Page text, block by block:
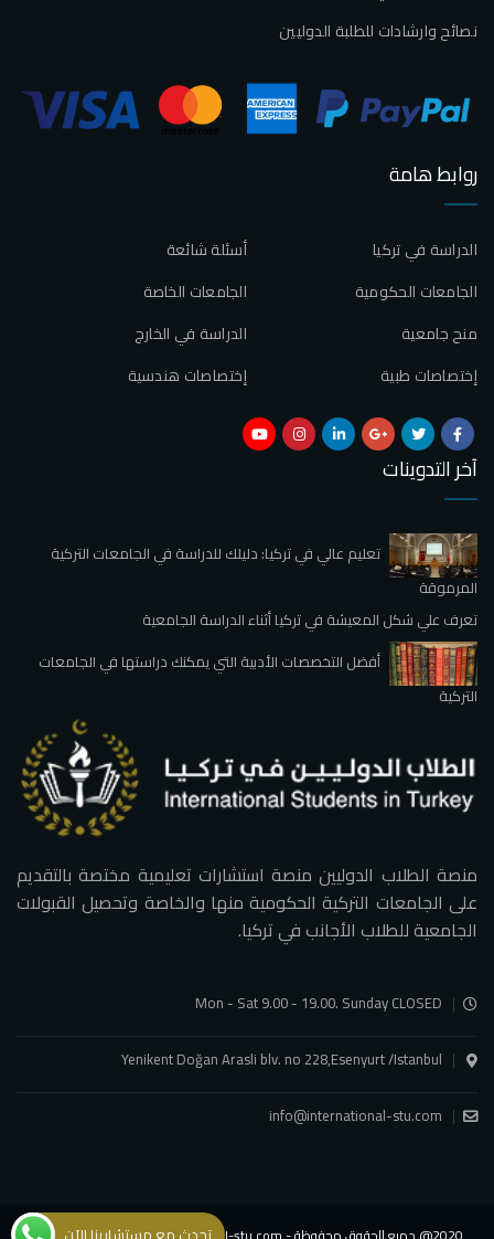
نصائح وارشادات للطلبة الدوليين
روابط هامة
أسئلة شائعة
الدراسة في تركيا
الجامعات الخاصة
الجامعات الحكومية
الدراسة في الخارج
منح جامعية
إختصاصات هندسية
إختصاصات طبية
آخر التدوينات
تعليم عالي في تركيا: دليلك للدراسة في الجامعات التركية
المرموقة
تعرف علي شكل المعيشة في تركيا أثناء الدراسة الجامعية
أفضل التخصصات الأدبية التي يمكنك دراستها في الجامعات
التركية
منصة الطلاب الدوليين منصة استشارات تعليمية مختصة بالتقديم
على الجامعات التركية الحكومية منها والخاصة وتحصيل القبولات
الجامعية للطلاب الأجانب في تركيا.
Mon - Sat 9.00 - 19.00. Sunday CLOSED
Yenikent Doğan Arasli blv. no 228,Esenyurt /Istanbul
info@international-stu.com